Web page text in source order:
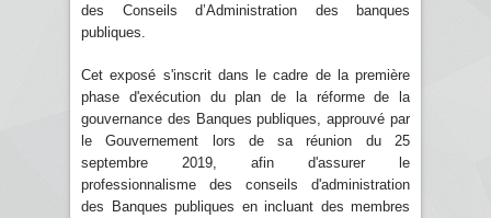
des Conseils d’Administration des banques
publiques.
Cet exposé s'inscrit dans le cadre de la première
phase d'exécution du plan de la réforme de la
gouvernance des Banques publiques, approuvé par
le Gouvernement lors de sa réunion du 25
septembre 2019, afin d'assurer le
professionnalisme des conseils d'administration
des Banques publiques en incluant des membres